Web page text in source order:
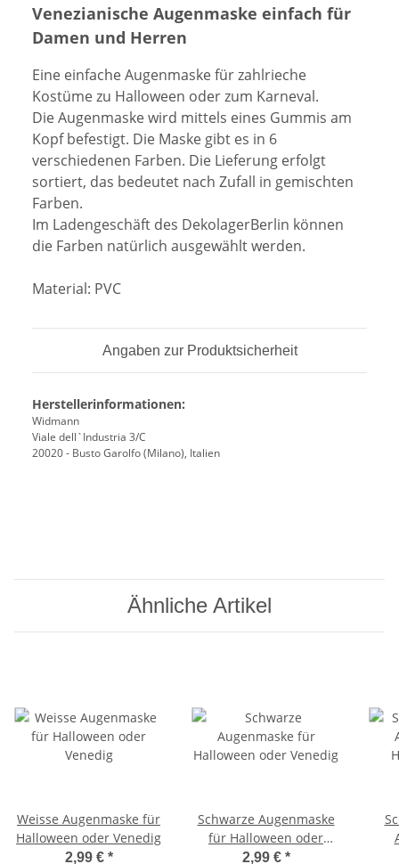
Venezianische Augenmaske einfach für
Damen und Herren
Eine einfache Augenmaske für zahlrieche
Kostüme zu Halloween oder zum Karneval.
Die Augenmaske wird mittels eines Gummis am
Kopf befestigt. Die Maske gibt es in 6
verschiedenen Farben. Die Lieferung erfolgt
sortiert, das bedeutet nach Zufall in gemischten
Farben.
Im Ladengeschäft des DekolagerBerlin können
die Farben natürlich ausgewählt werden.
Material: PVC
Angaben zur Produktsicherheit
Herstellerinformationen:
Widmann
Viale dell`Industria 3/C
20020 - Busto Garolfo (Milano), Italien
Ähnliche Artikel
Weisse Augenmaske für
Halloween oder Venedig
2,99 € *
Schwarze Augenmaske
für Halloween oder
Venedig
2,99 € *